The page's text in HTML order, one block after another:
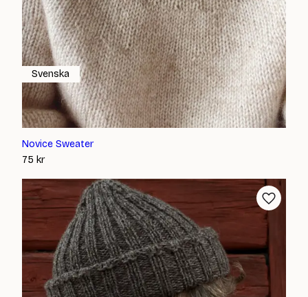
Novice Sweater
75 kr
Svenska